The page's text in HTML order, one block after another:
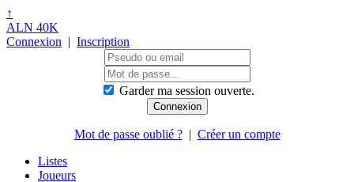
↑
ALN 40K
Connexion | Inscription
Garder ma session ouverte.
Mot de passe oublié ?| Créer un compte
Listes
Joueurs